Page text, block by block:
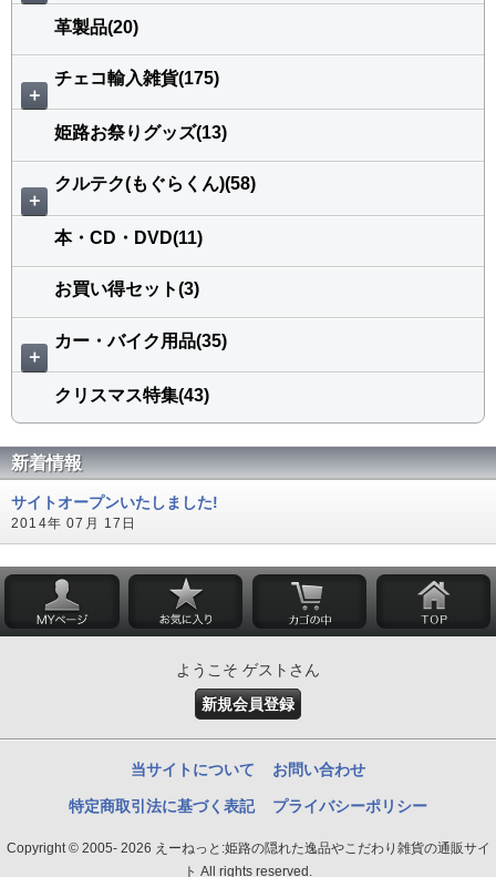
革製品(20)
＋
チェコ輸入雑貨(175)
姫路お祭りグッズ(13)
＋
クルテク(もぐらくん)(58)
本・CD・DVD(11)
お買い得セット(3)
＋
カー・バイク用品(35)
クリスマス特集(43)
新着情報
サイトオープンいたしました!
2014年 07月 17日
ようこそ ゲストさん
新規会員登録
当サイトについて お問い合わせ
特定商取引法に基づく表記 プライバシーポリシー
Copyright © 2005- 2026 えーねっと:姫路の隠れた逸品やこだわり雑貨の通販サイ
ト All rights reserved.